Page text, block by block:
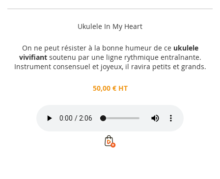
Ukulele In My Heart
On ne peut résister à la bonne humeur de ce ukulele
vivifiantsoutenu par une ligne rythmique entraînante.
Instrument consensuel et joyeux, il ravira petits et grands.
50,00 € HT